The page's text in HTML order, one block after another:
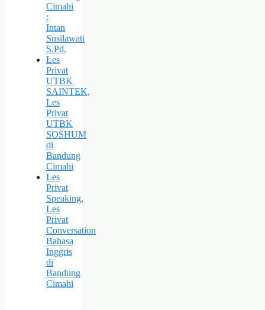
Cimahi
:
Intan
Susilawati
S.Pd.
Les
Privat
UTBK
SAINTEK,
Les
Privat
UTBK
SOSHUM
di
Bandung
Cimahi
Les
Privat
Speaking,
Les
Privat
Conversation
Bahasa
Inggris
di
Bandung
Cimahi